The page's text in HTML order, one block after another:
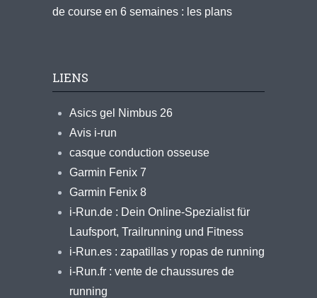
de course en 6 semaines : les plans
LIENS
Asics gel Nimbus 26
Avis i-run
casque conduction osseuse
Garmin Fenix 7
Garmin Fenix 8
i-Run.de : Dein Online-Spezialist für
Laufsport, Trailrunning und Fitness
i-Run.es : zapatillas y ropas de running
i-Run.fr : vente de chaussures de
running